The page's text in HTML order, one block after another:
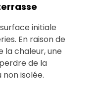
initiale
En raison de
la chaleur, une
de la
isolée.